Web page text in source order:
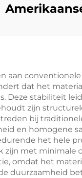
aan
dat het
Deze stabiliteit
zijn
bij
en homogene
het hele
zijn met
omdat het
duurzaamheid